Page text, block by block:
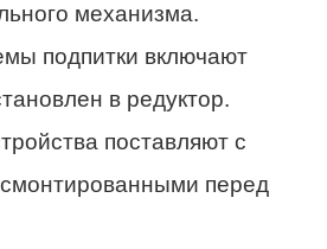
механизма.
подпитки включают
в редуктор.
поставляют с
перед